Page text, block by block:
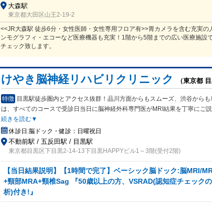
大森駅
東京都大田区山王2-19-2
<<JR大森駅 徒歩6分・女性医師・女性専用フロア有>>胃カメラを含む充実の
ンモグラフィ・エコーなど医療機器も充実！1階から5階までの広い医療施設
チェック致します。
けやき脳神経リハビリクリニック （東京都 目
特徴 目黒駅徒歩圏内とアクセス抜群！品川方面からもスムーズ、渋谷から
は、すべてのコースで受診日当日に脳神経外科専門医がMRI結果を丁寧にご
続きを読む▼
休診日:脳ドック・健診：日曜祝日
不動前駅 / 五反田駅 / 目黒駅
東京都目黒区下目黒2-14-13下目黒HAPPYビル1～3階(受付2階)
【当日結果説明】【1時間で完了】ベーシック脳ドック:脳MRI/
+頸部MRA+頸椎Sag 『50歳以上の方、VSRAD(認知症チェック
析)付き!』